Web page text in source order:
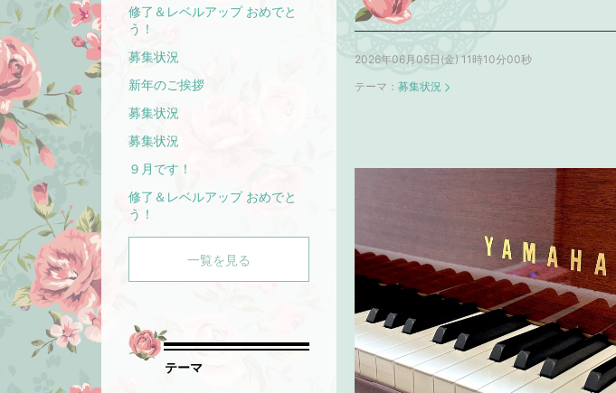
2026年06月05日(金) 11時10分00秒
テーマ： 募集状況
修了＆レベルアップ おめでと
う！
募集状況
新年のご挨拶
募集状況
募集状況
９月です！
修了＆レベルアップ おめでと
う！
一覧を見る
テーマ